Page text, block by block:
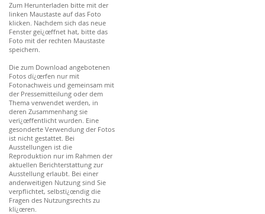
Zum Herunterladen bitte mit der
linken Maustaste auf das Foto
klicken. Nachdem sich das neue
Fenster geï¿œffnet hat, bitte das
Foto mit der rechten Maustaste
speichern.
Die zum Download angebotenen
Fotos dï¿œrfen nur mit
Fotonachweis und gemeinsam mit
der Pressemitteilung oder dem
Thema verwendet werden, in
deren Zusammenhang sie
verï¿œffentlicht wurden. Eine
gesonderte Verwendung der Fotos
ist nicht gestattet. Bei
Ausstellungen ist die
Reproduktion nur im Rahmen der
aktuellen Berichterstattung zur
Ausstellung erlaubt. Bei einer
anderweitigen Nutzung sind Sie
verpflichtet, selbstï¿œndig die
Fragen des Nutzungsrechts zu
klï¿œren.